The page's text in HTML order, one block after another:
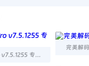
CCleaner Pro v7.5.1255 专业版
完美解